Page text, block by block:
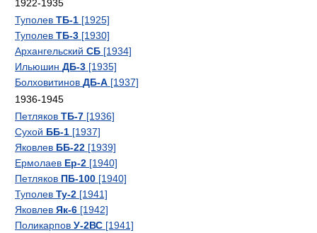
1922-1935
Туполев ТБ-1 [1925]
Туполев ТБ-3 [1930]
Архангельский СБ [1934]
Ильюшин ДБ-3 [1935]
Болховитинов ДБ-А [1937]
1936-1945
Петляков ТБ-7 [1936]
Сухой ББ-1 [1937]
Яковлев ББ-22 [1939]
Ермолаев Ер-2 [1940]
Петляков ПБ-100 [1940]
Туполев Ту-2 [1941]
Яковлев Як-6 [1942]
Поликарпов У-2ВС [1941]